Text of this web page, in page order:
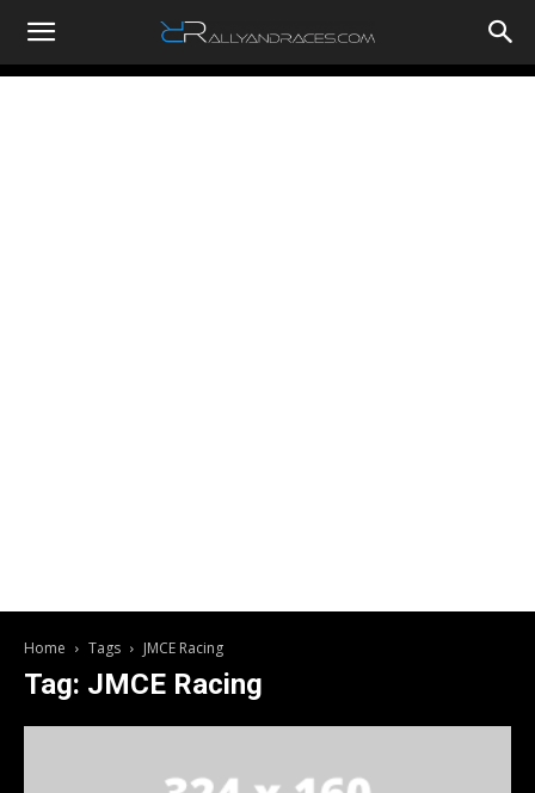
RallyandRaces.com
Home Tags JMCE Racing
Tag: JMCE Racing